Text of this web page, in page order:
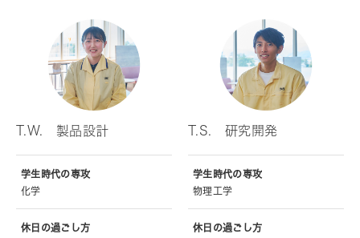
T.W. 製品設計
学生時代の専攻
化学
休日の過ごし方
T.S. 研究開発
学生時代の専攻
物理工学
休日の過ごし方